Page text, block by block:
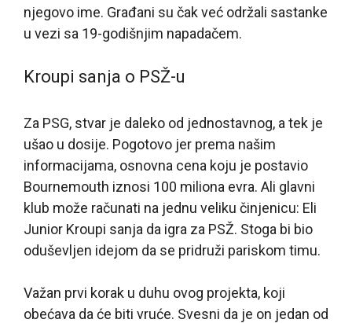
njegovo ime. Građani su čak već održali sastanke
u vezi sa 19-godišnjim napadačem.
Kroupi sanja o PSŽ-u
Za PSG, stvar je daleko od jednostavnog, a tek je
ušao u dosije. Pogotovo jer prema našim
informacijama, osnovna cena koju je postavio
Bournemouth iznosi 100 miliona evra. Ali glavni
klub može računati na jednu veliku činjenicu: Eli
Junior Kroupi sanja da igra za PSŽ. Stoga bi bio
oduševljen idejom da se pridruži pariskom timu.
Važan prvi korak u duhu ovog projekta, koji
obećava da će biti vruće. Svesni da je on jedan od